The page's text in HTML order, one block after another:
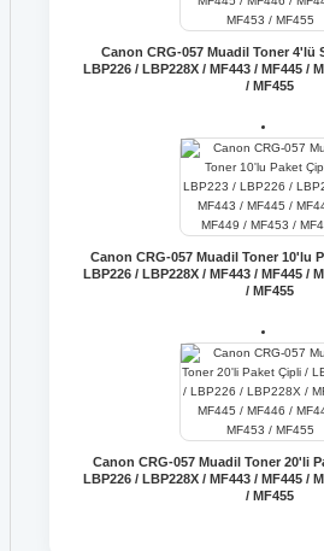
Canon CRG-057 Muadil Toner 4'lü
LBP226 / LBP228X / MF443 / MF445 /
/ MF455
Canon CRG-057 Muadil Toner 10'lu
LBP226 / LBP228X / MF443 / MF445 /
/ MF455
Canon CRG-057 Muadil Toner 20'li
LBP226 / LBP228X / MF443 / MF445 /
/ MF455